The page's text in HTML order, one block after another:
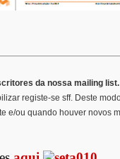
da nossa mailing list.
registe-se sff. Deste
e/ou quando houver novos